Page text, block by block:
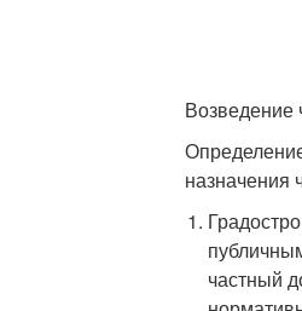
Возведение
назначения
частный